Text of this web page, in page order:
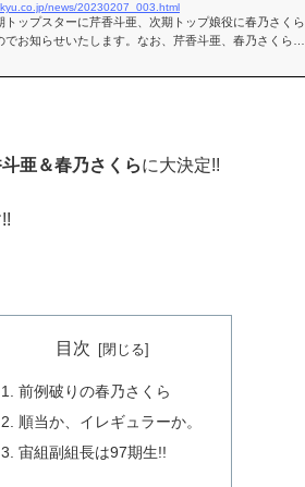
news/20230207_003.html
トップスターに芹香斗亜、次期トップ娘役に春乃さくら
お知らせいたします。なお、芹香斗亜、春乃さくらの
亜＆春乃さくらに大決定!!
目次
前例破りの春乃さくら
順当か、イレギュラーか。
宙組副組長は97期生!!